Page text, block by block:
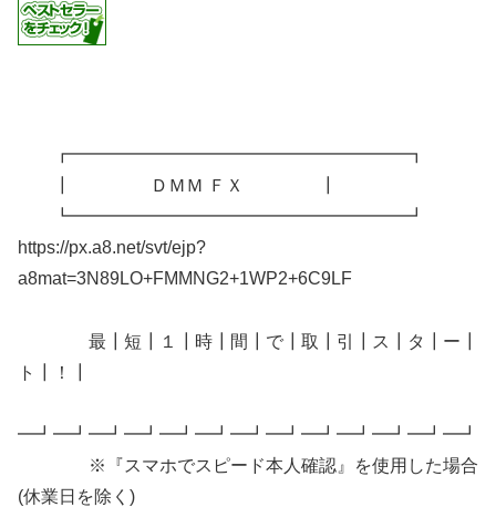
┏━━━━━━━━━━━━━━━━━━━┓
┃ ＤＭＭ ＦＸ ┃
┗━━━━━━━━━━━━━━━━━━━┛
https://px.a8.net/svt/ejp?
a8mat=3N89LO+FMMNG2+1WP2+6C9LF
最┃短┃１┃時┃間┃で┃取┃引┃ス┃タ┃ー┃
ト┃！┃
━┛━┛━┛━┛━┛━┛━┛━┛━┛━┛━┛━┛━┛
※『スマホでスピード本人確認』を使用した場合
(休業日を除く)